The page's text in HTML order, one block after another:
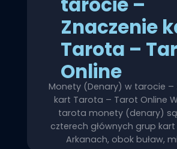
Znaczenie
Tarota –
Online
Monety (Denary) w tarocie –
kart Tarota – Tarot Online
tarota monety (denary)
czterech głównych grup kart
Arkanach, obok buław,